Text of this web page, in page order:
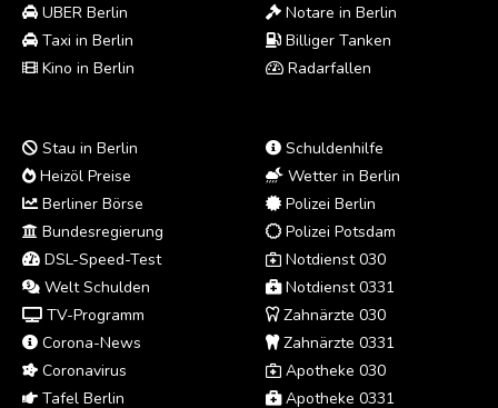
UBER Berlin
Taxi in Berlin
Kino in Berlin
Notare in Berlin
Billiger Tanken
Radarfallen
Stau in Berlin
Heizöl Preise
Berliner Börse
Bundesregierung
DSL-Speed-Test
Welt Schulden
TV-Programm
Corona-News
Coronavirus
Tafel Berlin
Schuldenhilfe
Wetter in Berlin
Polizei Berlin
Polizei Potsdam
Notdienst 030
Notdienst 0331
Zahnärzte 030
Zahnärzte 0331
Apotheke 030
Apotheke 0331